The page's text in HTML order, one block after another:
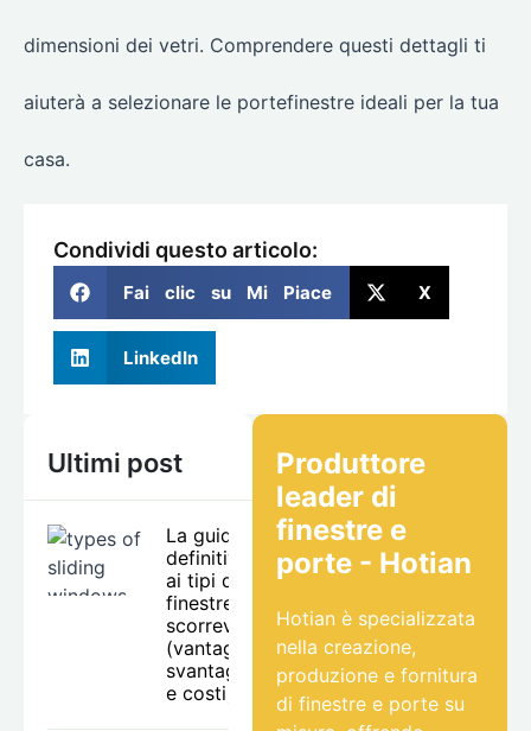
dimensioni dei vetri. Comprendere questi dettagli ti
aiuterà a selezionare le portefinestre ideali per la tua
casa.
Condividi questo articolo:
Fai clic su Mi Piace X
LinkedIn
Ultimi post
La guida
definitiva
ai tipi di
finestre
scorrevoli
(vantaggi,
svantaggi
e costi)
Produttore
leader di
finestre e
porte - Hotian
Hotian è specializzata
nella creazione,
produzione e fornitura
di finestre e porte su